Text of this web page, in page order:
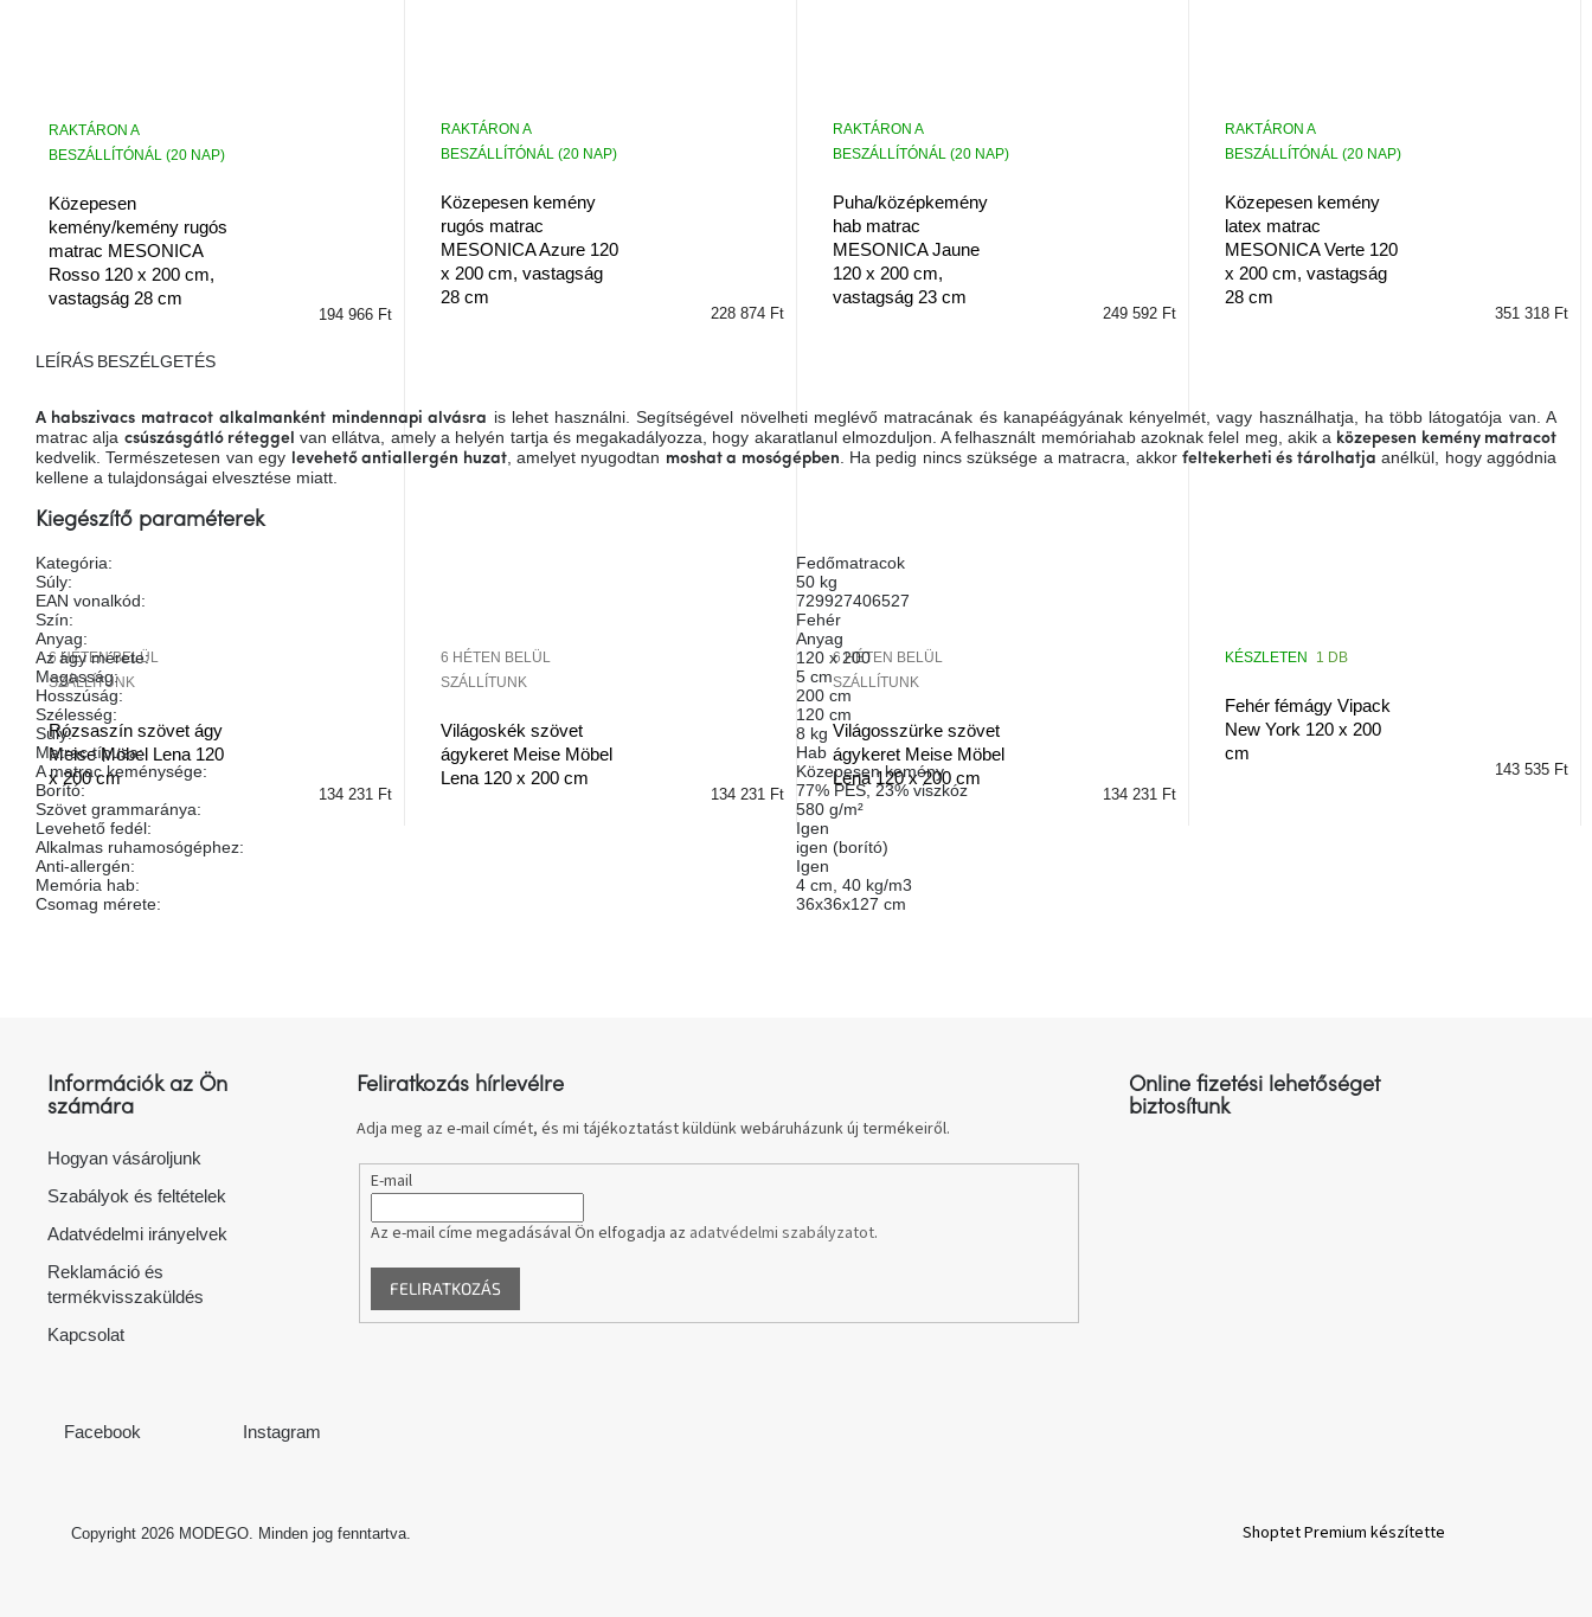
Közepesen
kemény/kemény rugós
matrac MESONICA
Rosso 120 x 200 cm,
vastagság 28 cm
RAKTÁRON A
BESZÁLLÍTÓNÁL (20 NAP)
194 966 Ft
Közepesen kemény
rugós matrac
MESONICA Azure 120
x 200 cm, vastagság
28 cm
RAKTÁRON A
BESZÁLLÍTÓNÁL (20 NAP)
228 874 Ft
Puha/középkemény
hab matrac
MESONICA Jaune
120 x 200 cm,
vastagság 23 cm
RAKTÁRON A
BESZÁLLÍTÓNÁL (20 NAP)
249 592 Ft
Közepesen kemény
latex matrac
MESONICA Verte 120
x 200 cm, vastagság
28 cm
RAKTÁRON A
BESZÁLLÍTÓNÁL (20 NAP)
351 318 Ft
Rózsaszín szövet ágy
Meise Möbel Lena 120
x 200 cm
6 HÉTEN BELÜL
SZÁLLÍTUNK
134 231 Ft
Világoskék szövet
ágykeret Meise Möbel
Lena 120 x 200 cm
6 HÉTEN BELÜL
SZÁLLÍTUNK
134 231 Ft
Világosszürke szövet
ágykeret Meise Möbel
Lena 120 x 200 cm
6 HÉTEN BELÜL
SZÁLLÍTUNK
134 231 Ft
Fehér fémágy Vipack
New York 120 x 200
cm
KÉSZLETEN 1 DB
143 535 Ft
LEÍRÁS BESZÉLGETÉS
A habszivacs matracot alkalmanként mindennapi alvásra is lehet használni. Segítségével növelheti meglévő matracának és kanapéágyának kényelmét, vagy használhatja, ha több látogatója van. A
matrac alja csúszásgátló réteggel van ellátva, amely a helyén tartja és megakadályozza, hogy akaratlanul elmozduljon. A felhasznált memóriahab azoknak felel meg, akik a közepesen kemény matracot
kedvelik. Természetesen van egy levehető antiallergén huzat, amelyet nyugodtan moshat a mosógépben . Ha pedig nincs szüksége a matracra, akkor feltekerheti és tárolhatja anélkül, hogy aggódnia
kellene a tulajdonságai elvesztése miatt.
Kiegészítő paraméterek
Kategória:
Fedőmatracok
Súly:
50 kg
EAN vonalkód:
729927406527
Szín:
Fehér
Anyag:
Anyag
Az ágy mérete:
120 x 200
Magasság:
5 cm
Hosszúság:
200 cm
Szélesség:
120 cm
Súly:
8 kg
Matrac típusa:
Hab
A matrac keménysége:
Közepesen kemény
Borító:
77% PES, 23% viszkóz
Szövet grammaránya:
580 g/m²
Levehető fedél:
Igen
Alkalmas ruhamosógéphez:
igen (borító)
Anti-allergén:
Igen
Memória hab:
4 cm, 40 kg/m3
Csomag mérete: 36x36x127 cm
Információk az Ön
számára
Hogyan vásároljunk
Szabályok és feltételek
Adatvédelmi irányelvek
Reklamáció és
termékvisszaküldés
Kapcsolat
Feliratkozás hírlevélre
Adja meg az e-mail címét, és mi tájékoztatást küldünk webáruházunk új termékeiről.
E-mail
Az e-mail címe megadásával Ön elfogadja az adatvédelmi szabályzatot.
FELIRATKOZÁS
Online fizetési lehetőséget
biztosítunk
Facebook Instagram
Shoptet Premium készítette
Copyright 2026 MODEGO . Minden jog fenntartva.